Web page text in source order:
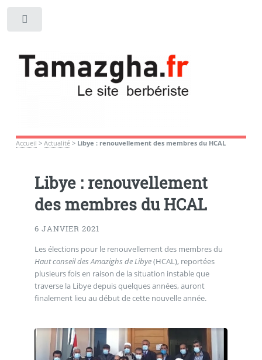
Accueil > Actualité> Libye : renouvellement des membres du HCAL
Libye : renouvellement
des membres du HCAL
6 JANVIER 2021
Les élections pour le renouvellement des membres du
Haut conseil des Amazighs de Libye(HCAL), reportées
plusieurs fois en raison de la situation instable que
traverse la Libye depuis quelques années, auront
finalement lieu au début de cette nouvelle année.